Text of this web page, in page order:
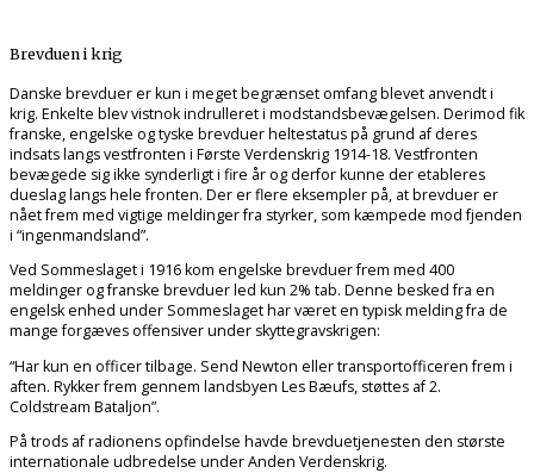
Brevduen i krig
Danske brevduer er kun i meget begrænset omfang blevet anvendt i
krig. Enkelte blev vistnok indrulleret i modstandsbevægelsen. Derimod fik
franske, engelske og tyske brevduer heltestatus på grund af deres
indsats langs vestfronten i Første Verdenskrig 1914-18. Vestfronten
bevægede sig ikke synderligt i fire år og derfor kunne der etableres
dueslag langs hele fronten. Der er flere eksempler på, at brevduer er
nået frem med vigtige meldinger fra styrker, som kæmpede mod fjenden
i “ingenmandsland”.
Ved Sommeslaget i 1916 kom engelske brevduer frem med 400
meldinger og franske brevduer led kun 2% tab. Denne besked fra en
engelsk enhed under Sommeslaget har været en typisk melding fra de
mange forgæves offensiver under skyttegravskrigen:
“Har kun en officer tilbage. Send Newton eller transportofficeren frem i
aften. Rykker frem gennem landsbyen Les Bæufs, støttes af 2.
Coldstream Bataljon”.
På trods af radionens opfindelse havde brevduetjenesten den største
internationale udbredelse under Anden Verdenskrig.